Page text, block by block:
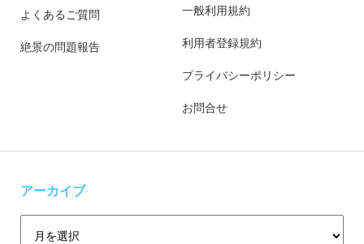
よくあるご質問
絶景の問題報告
一般利用規約
利用者登録規約
プライバシーポリシー
お問合せ
アーカイブ